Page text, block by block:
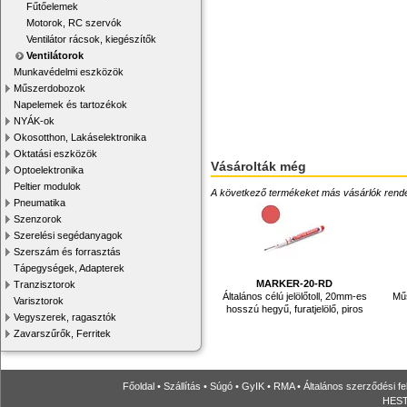
Fűtőelemek
Motorok, RC szervók
Ventilátor rácsok, kiegészítők
Ventilátorok
Munkavédelmi eszközök
Műszerdobozok
Napelemek és tartozékok
NYÁK-ok
Okosotthon, Lakáselektronika
Oktatási eszközök
Optoelektronika
Peltier modulok
Pneumatika
Szenzorok
Szerelési segédanyagok
Szerszám és forrasztás
Tápegységek, Adapterek
Tranzisztorok
Varisztorok
Vegyszerek, ragasztók
Zavarszűrők, Ferritek
Vásárolták még
A következő termékeket más vásárlók
MARKER-20-RD
Általános célú jelölőtoll, 20mm-es
hosszú hegyű, furatjelölő, piros
Főoldal • Szállítás • Súgó • GyIK • RMA• Általános szerződési